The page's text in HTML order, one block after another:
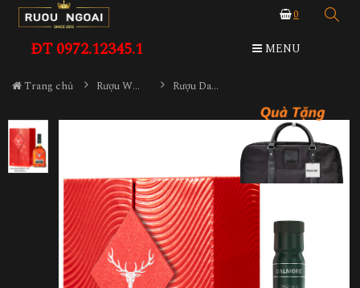
0
ĐT 0972.12345.1 MENU
Trang chủ Rượu Whisky Rượu Dalmore 15yo Hộp Quà 2026